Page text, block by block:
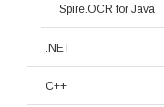
Spire.OCR for Java
.NET
C++